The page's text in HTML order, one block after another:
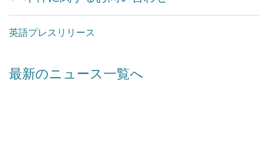
英語プレスリリース
最新のニュース一覧へ